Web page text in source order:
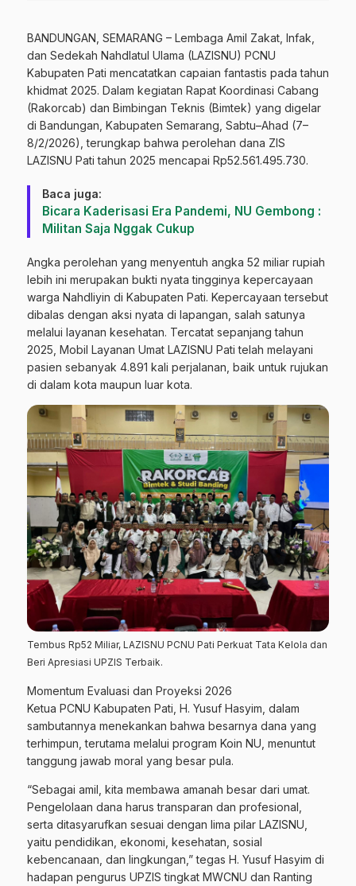
BANDUNGAN, SEMARANG – Lembaga Amil Zakat, Infak,
dan Sedekah Nahdlatul Ulama (LAZISNU) PCNU
Kabupaten Pati mencatatkan capaian fantastis pada tahun
khidmat 2025. Dalam kegiatan Rapat Koordinasi Cabang
(Rakorcab) dan Bimbingan Teknis (Bimtek) yang digelar
di Bandungan, Kabupaten Semarang, Sabtu–Ahad (7–
8/2/2026), terungkap bahwa perolehan dana ZIS
LAZISNU Pati tahun 2025 mencapai Rp52.561.495.730.
Baca juga:
Bicara Kaderisasi Era Pandemi, NU Gembong :
Militan Saja Nggak Cukup
Angka perolehan yang menyentuh angka 52 miliar rupiah
lebih ini merupakan bukti nyata tingginya kepercayaan
warga Nahdliyin di Kabupaten Pati. Kepercayaan tersebut
dibalas dengan aksi nyata di lapangan, salah satunya
melalui layanan kesehatan. Tercatat sepanjang tahun
2025, Mobil Layanan Umat LAZISNU Pati telah melayani
pasien sebanyak 4.891 kali perjalanan, baik untuk rujukan
di dalam kota maupun luar kota.
Tembus Rp52 Miliar, LAZISNU PCNU Pati Perkuat Tata Kelola dan
Beri Apresiasi UPZIS Terbaik.
Momentum Evaluasi dan Proyeksi 2026
Ketua PCNU Kabupaten Pati, H. Yusuf Hasyim, dalam
sambutannya menekankan bahwa besarnya dana yang
terhimpun, terutama melalui program Koin NU, menuntut
tanggung jawab moral yang besar pula.
“Sebagai amil, kita membawa amanah besar dari umat.
Pengelolaan dana harus transparan dan profesional,
serta ditasyarufkan sesuai dengan lima pilar LAZISNU,
yaitu pendidikan, ekonomi, kesehatan, sosial
kebencanaan, dan lingkungan,” tegas H. Yusuf Hasyim di
hadapan pengurus UPZIS tingkat MWCNU dan Ranting